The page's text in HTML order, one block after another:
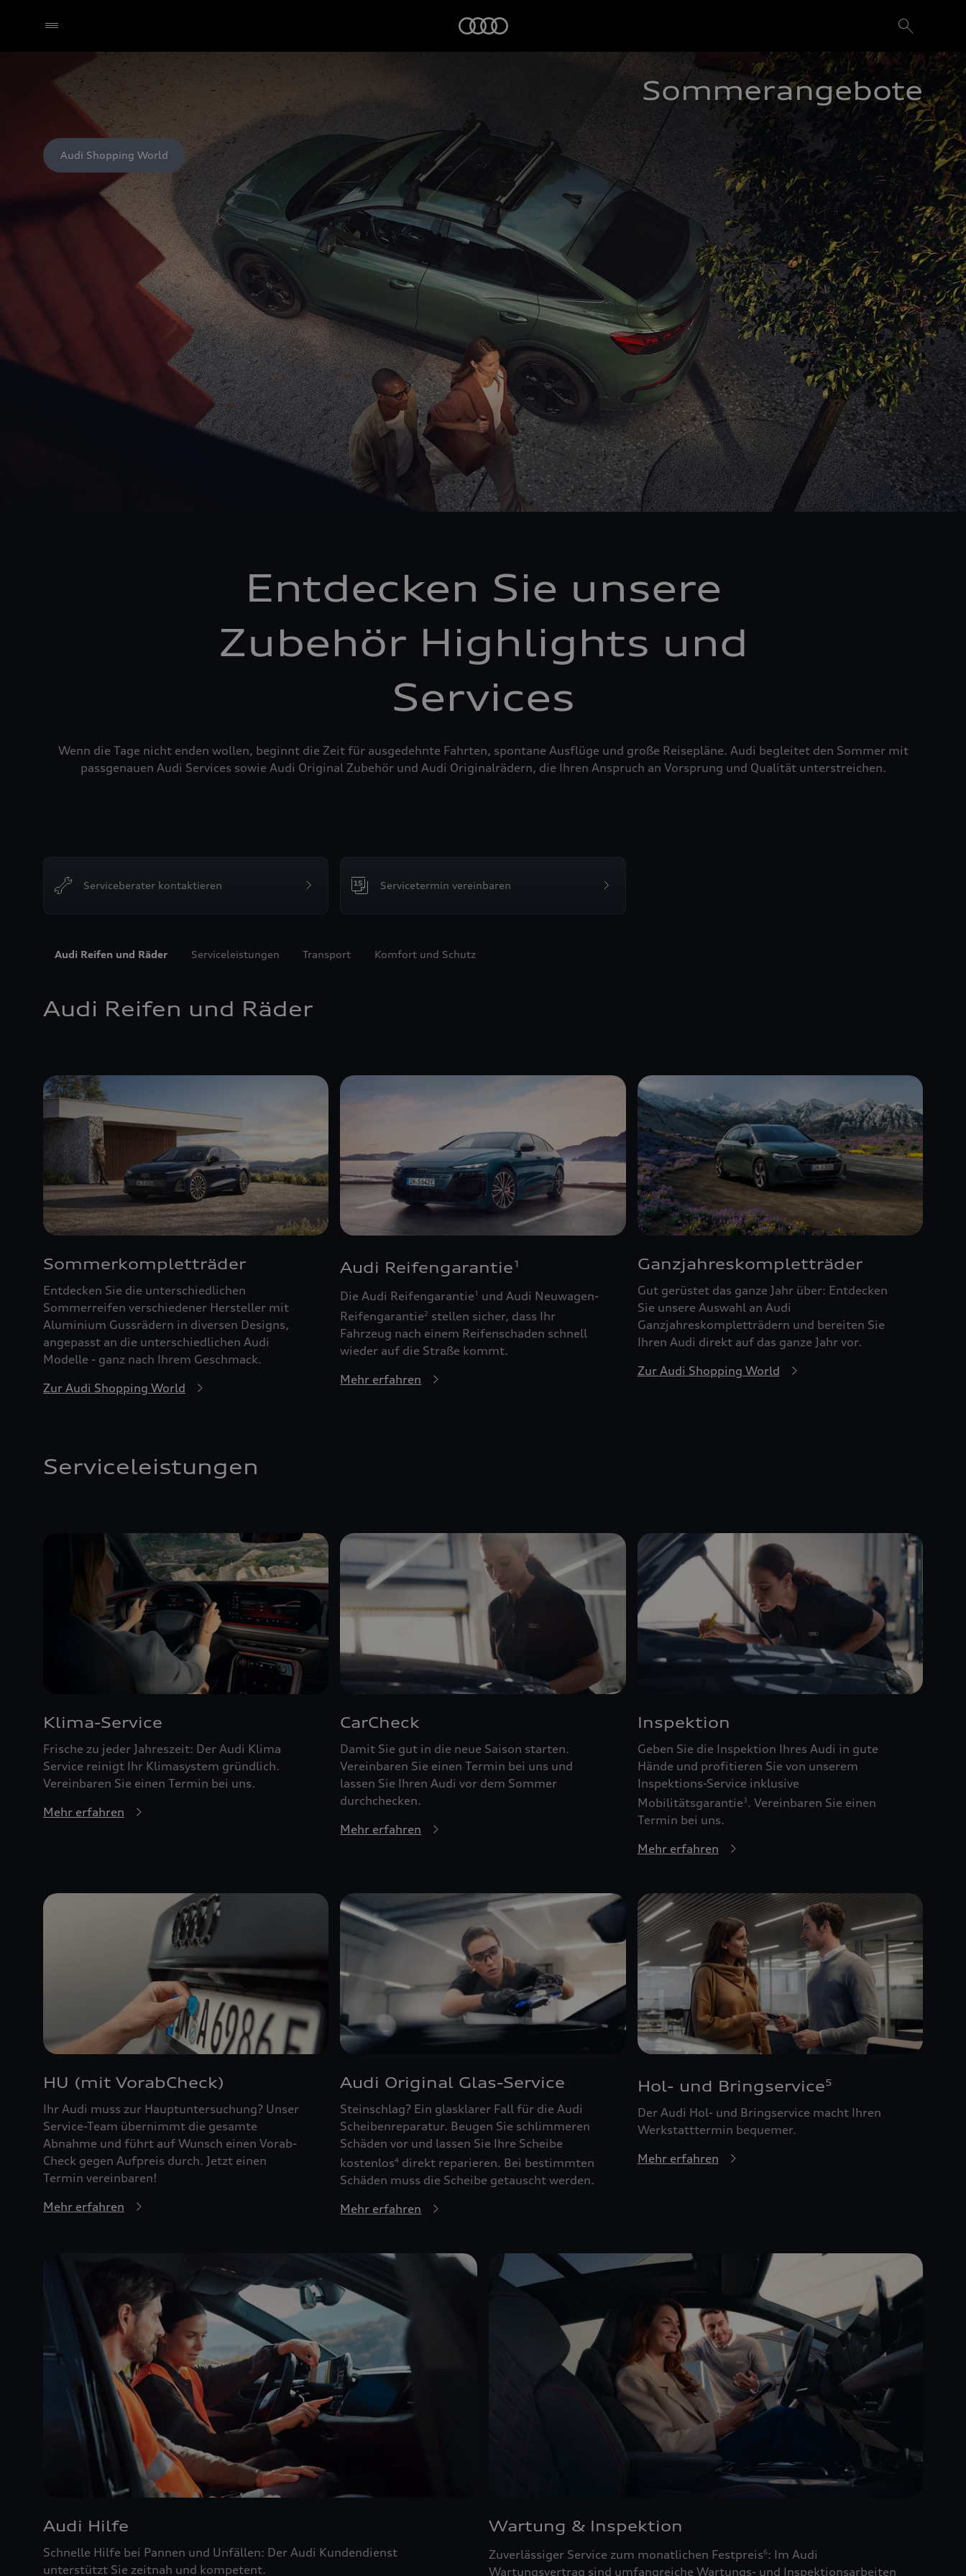
Sommerangebote
Audi Shopping World
Entdecken Sie unsere
Zubehör Highlights und
Services
Wenn die Tage nicht enden wollen, beginnt die Zeit für ausgedehnte Fahrten, spontane Ausflüge und große Reisepläne. Audi begleitet den Sommer mit
passgenauen Audi Services sowie Audi Original Zubehör und Audi Originalrädern, die Ihren Anspruch an Vorsprung und Qualität unterstreichen.
Serviceberater kontaktieren Servicetermin vereinbaren
Audi Reifen und Räder Serviceleistungen Transport Komfort und Schutz
Audi Reifen und Räder
Sommerkompletträder
Entdecken Sie die unterschiedlichen
Sommerreifen verschiedener Hersteller mit
Aluminium Gussrädern in diversen Designs,
angepasst an die unterschiedlichen Audi
Modelle - ganz nach Ihrem Geschmack.
Zur Audi Shopping World
Audi Reifengarantie 1
Die Audi Reifengarantie1
und Audi Neuwagen-
Reifengarantie2 stellen sicher, dass Ihr
Fahrzeug nach einem Reifenschaden schnell
wieder auf die Straße kommt.
Mehr erfahren
Ganzjahreskompletträder
Gut gerüstet das ganze Jahr über: Entdecken
Sie unsere Auswahl an Audi
Ganzjahreskompletträdern und bereiten Sie
Ihren Audi direkt auf das ganze Jahr vor.
Zur Audi Shopping World
Serviceleistungen
Klima-Service
Frische zu jeder Jahreszeit: Der Audi Klima
Service reinigt Ihr Klimasystem gründlich.
Vereinbaren Sie einen Termin bei uns.
Mehr erfahren
CarCheck
Damit Sie gut in die neue Saison starten.
Vereinbaren Sie einen Termin bei uns und
lassen Sie Ihren Audi vor dem Sommer
durchchecken.
Mehr erfahren
Inspektion
Geben Sie die Inspektion Ihres Audi in gute
Hände und profitieren Sie von unserem
Inspektions-Service inklusive
Mobilitätsgarantie3. Vereinbaren Sie einen
Termin bei uns.
Mehr erfahren
HU (mit VorabCheck)
Ihr Audi muss zur Hauptuntersuchung? Unser
Service-Team übernimmt die gesamte
Abnahme und führt auf Wunsch einen Vorab-
Check gegen Aufpreis durch. Jetzt einen
Termin vereinbaren!
Mehr erfahren
Audi Original Glas-Service
Steinschlag? Ein glasklarer Fall für die Audi
Scheibenreparatur. Beugen Sie schlimmeren
Schäden vor und lassen Sie Ihre Scheibe
kostenlos4 direkt reparieren. Bei bestimmten
Schäden muss die Scheibe getauscht werden.
Mehr erfahren
Hol- und Bringservice5
Der Audi Hol- und Bringservice macht Ihren
Werkstatttermin bequemer.
Mehr erfahren
Audi Hilfe
Schnelle Hilfe bei Pannen und Unfällen: Der Audi Kundendienst
unterstützt Sie zeitnah und kompetent.
Wartung & Inspektion
Zuverlässiger Service zum monatlichen Festpreis6: Im Audi
Wartungsvertrag sind umfangreiche Wartungs- und Inspektionsarbeiten